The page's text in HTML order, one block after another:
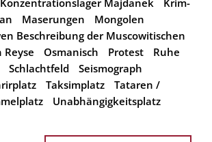
Maserungen
Mongolen
Beschreibung der Muscowitischen
Reyse
Osmanisch Protest
Ruhe
Schlachtfeld
Seismograph
Taksimplatz
Tataren /
Unabhängigkeitsplatz